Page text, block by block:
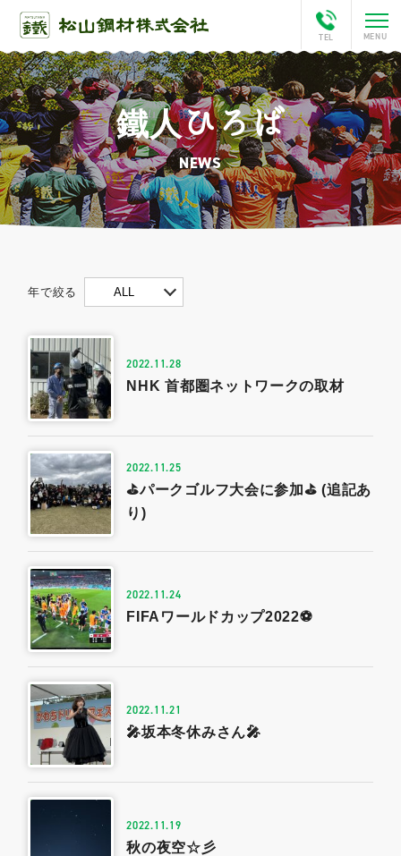
ホーム
会社案内
This is Matsuyama
鐵人ひろば
0479-57-3021
電話をかける
鐵人ひろば
NEWS
年で絞る ALL
2022.11.28
NHK 首都圏ネットワークの取材
2022.11.25
⛳パークゴルフ大会に参加⛳ (追記あ
り)
2022.11.24
FIFAワールドカップ2022⚽
2022.11.21
🎤坂本冬休みさん🎤
2022.11.19
秋の夜空☆彡